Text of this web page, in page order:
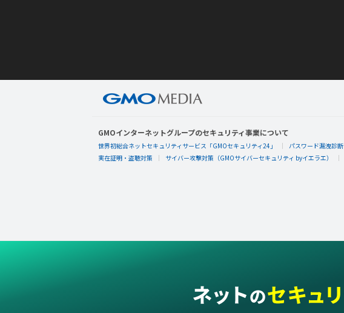
GMOインターネットグループのセキュリティ事業について
世界初総合ネットセキュリティサービス「GMOセキュリティ24」 パスワード漏洩診断
実在証明・盗聴対策
サイバー攻撃対策（GMOサイバーセキュリティ byイエラエ）